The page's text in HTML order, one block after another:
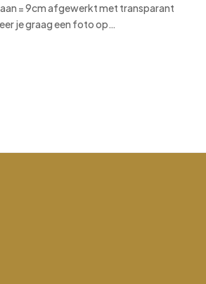
= 9cm afgewerkt met transparant
je graag een foto op…